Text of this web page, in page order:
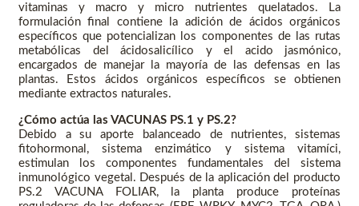
vitaminas y macro y micro nutrientes quelatados. La
formulación final contiene la adición de ácidos orgánicos
específicos que potencializan los componentes de las rutas
metabólicas del ácidosalicílico y el acido jasmónico,
encargados de manejar la mayoría de las defensas en las
plantas. Estos ácidos orgánicos específicos se obtienen
mediante extractos naturales.
¿Cómo actúa las VACUNAS PS.1 y PS.2?
Debido a su aporte balanceado de nutrientes, sistemas
fitohormonal, sistema enzimático y sistema vitamíci,
estimulan los componentes fundamentales del sistema
inmunológico vegetal. Después de la aplicación del producto
PS.2 VACUNA FOLIAR, la planta produce proteínas